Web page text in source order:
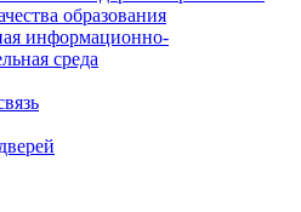
образования
информационно-
среда